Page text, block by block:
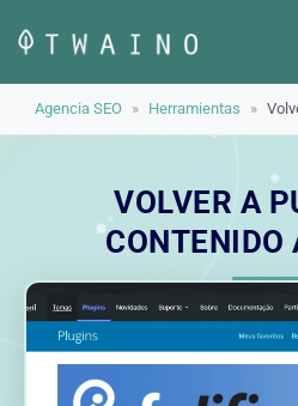
contenido
Agencia SEO » Herramientas »
VOLVER A
CONTENIDO